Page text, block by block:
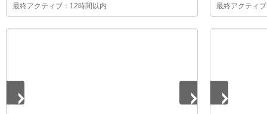
最終アクティブ：12時間以内 最終アクティ